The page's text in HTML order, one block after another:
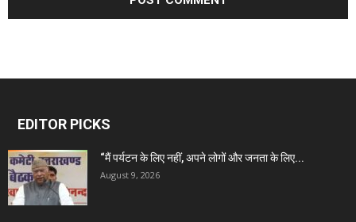
EDITOR PICKS
“मैं पर्यटन के लिए नहीं, अपने लोगों और जनता के लिए...
August 9, 2026